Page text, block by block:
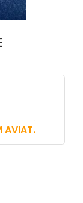
AVIAT.